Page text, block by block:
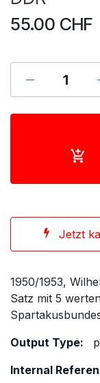
55.00 CHF
Jetzt
1950/1953,
Satz mit 5
Output Type:
Internal